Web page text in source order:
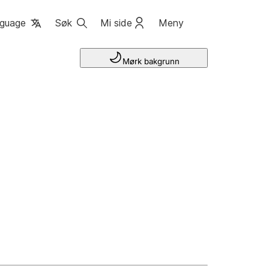
Søk Mi side Meny
Mørk bakgrunn